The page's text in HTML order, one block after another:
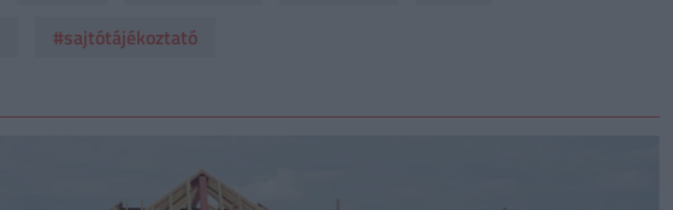
#sajtótájékoztató